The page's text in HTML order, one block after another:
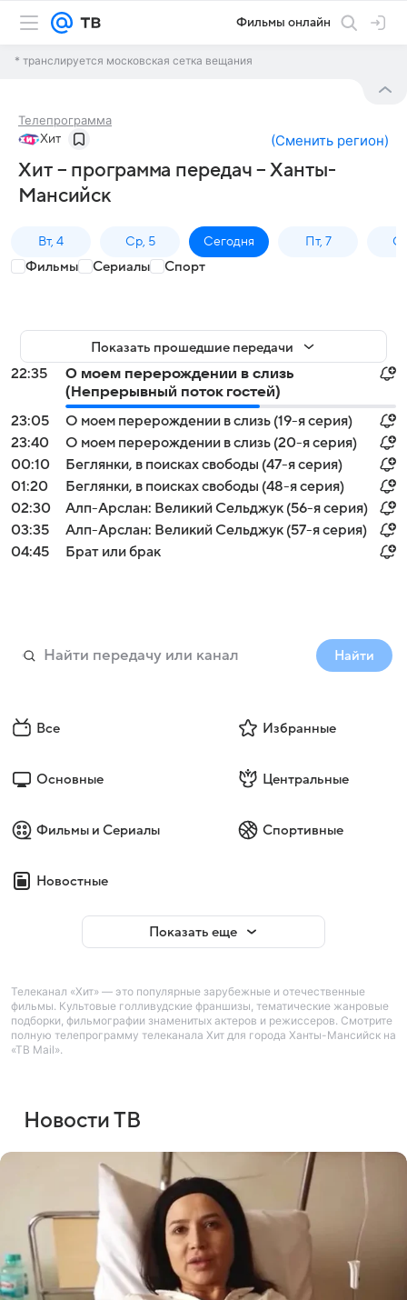
Фильмы онлайн
* транслируется московская сетка вещания
Телепрограмма
Хит (Сменить регион)
Хит – программа передач – Ханты-
Мансийск
Вт, 4 Ср, 5 Сегодня Пт, 7
Фильмы Сериалы Спорт
Показать прошедшие передачи
22:35
О моем перерождении в слизь
(Непрерывный поток гостей)
23:05
О моем перерождении в слизь (19-я серия)
23:40
О моем перерождении в слизь (20-я серия)
00:10
Беглянки, в поисках свободы (47-я серия)
01:20
Беглянки, в поисках свободы (48-я серия)
02:30
Алп-Арслан: Великий Сельджук (56-я серия)
03:35
Алп-Арслан: Великий Сельджук (57-я серия)
04:45
Брат или брак
Найти
Все Избранные
Основные Центральные
Фильмы и Сериалы Спортивные
Новостные
Показать еще
Телеканал «Хит» — это популярные зарубежные и отечественные
фильмы. Культовые голливудские франшизы, тематические жанровые
подборки, фильмографии знаменитых актеров и режиссеров. Смотрите
полную телепрограмму телеканала Хит для города Ханты-Мансийск на
«ТВ Mail».
Новости ТВ